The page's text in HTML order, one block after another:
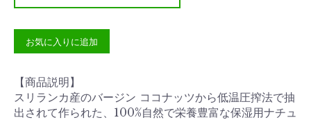
お気に入りに追加
【商品説明】
スリランカ産のバージン ココナッツから低温圧搾法で抽
出されて作られた、100%自然で栄養豊富な保湿用ナチュ